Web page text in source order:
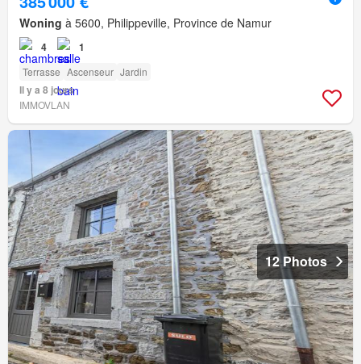
Woning à 5600, Philippeville, Province de Namur
4 1
Terrasse Ascenseur Jardin
Il y a 8 jours
IMMOVLAN
12 Photos